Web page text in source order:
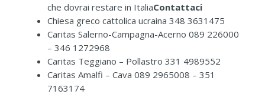
che dovrai restare in ItaliaContattaci
Chiesa greco cattolica ucraina 348 3631475
Caritas Salerno-Campagna-Acerno 089 226000
– 346 1272968
Caritas Teggiano – Pollastro 331 4989552
Caritas Amalfi – Cava 089 2965008 – 351
7163174